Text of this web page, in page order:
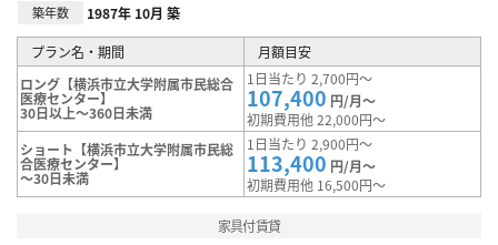
築年数 1987年 10月 築
プラン名・期間
月額目安
ロング【横浜市立大学附属市民総合
医療センター】
30日以上～360日未満
1日当たり 2,700円～
107,400 円/月～
初期費用他 22,000円～
ショート【横浜市立大学附属市民総
合医療センター】
～30日未満
1日当たり 2,900円～
113,400 円/月～
初期費用他 16,500円～
家具付賃貸